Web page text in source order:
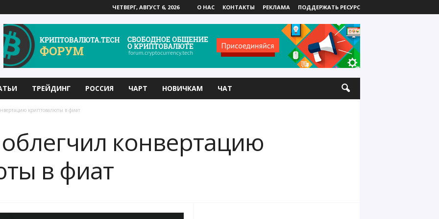
ЧЕТВЕРГ, АВГУСТ 6, 2026 О НАС КОНТАКТЫ РЕКЛАМА ПОДДЕРЖАТЬ РЕСУРС
ТРЕЙДИНГ РОССИЯ ЧАРТ НОВИЧКАМ ЧАТ
криптовалюты в фиат
конвертацию
в фиат